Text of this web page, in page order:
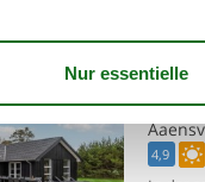
4,9